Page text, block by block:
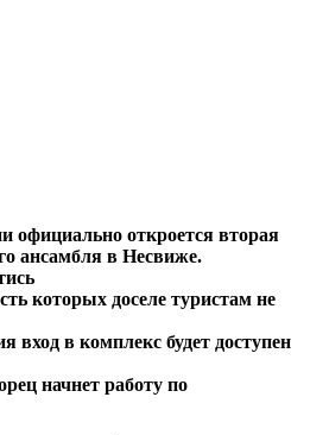
официально откроется вторая
ансамбля в Несвиже.
которых доселе туристам не
вход в комплекс будет доступен
начнет работу по